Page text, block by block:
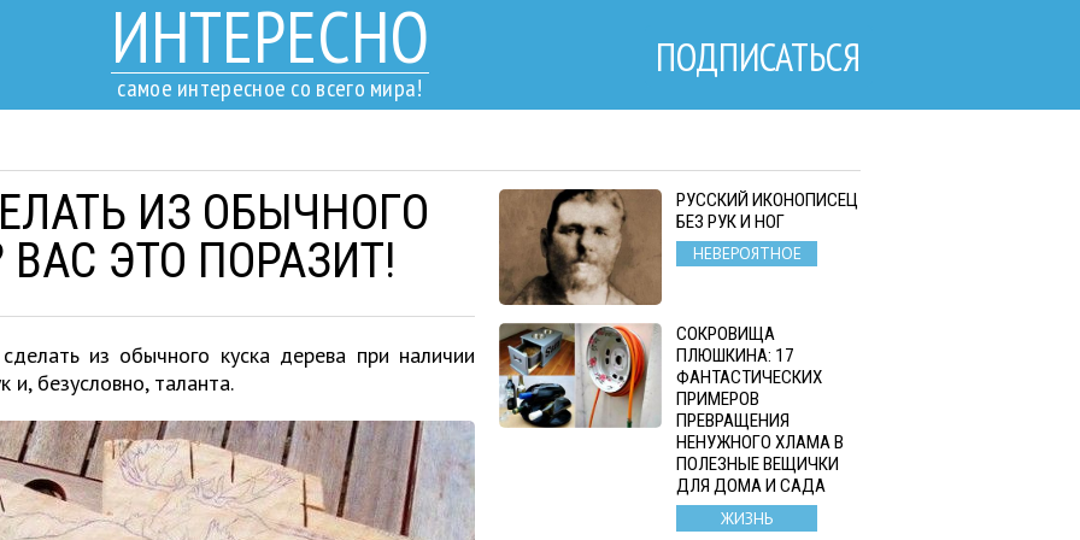
ИНТЕРЕСНО
самое интересное со всего мира!
ПОДПИСАТЬСЯ
ИЗ ОБЫЧНОГО
ЭТО ПОРАЗИТ!
из обычного куска дерева при наличии
и, безусловно, таланта.
РУССКИЙ ИКОНОПИСЕЦ
БЕЗ РУК И НОГ
НЕВЕРОЯТНОЕ
СОКРОВИЩА
ПЛЮШКИНА: 17
ФАНТАСТИЧЕСКИХ
ПРИМЕРОВ
ПРЕВРАЩЕНИЯ
НЕНУЖНОГО ХЛАМА В
ПОЛЕЗНЫЕ ВЕЩИЧКИ
ДЛЯ ДОМА И САДА
ЖИЗНЬ